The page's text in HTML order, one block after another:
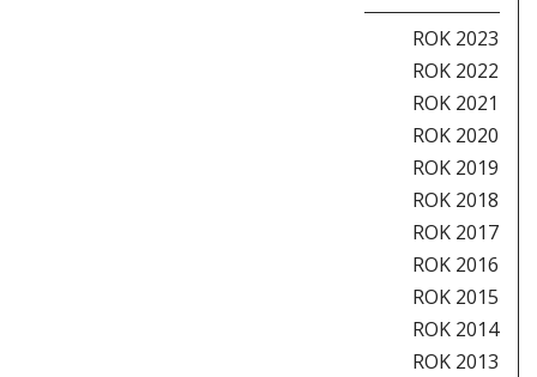
ROK 2023
ROK 2022
ROK 2021
ROK 2020
ROK 2019
ROK 2018
ROK 2017
ROK 2016
ROK 2015
ROK 2014
ROK 2013